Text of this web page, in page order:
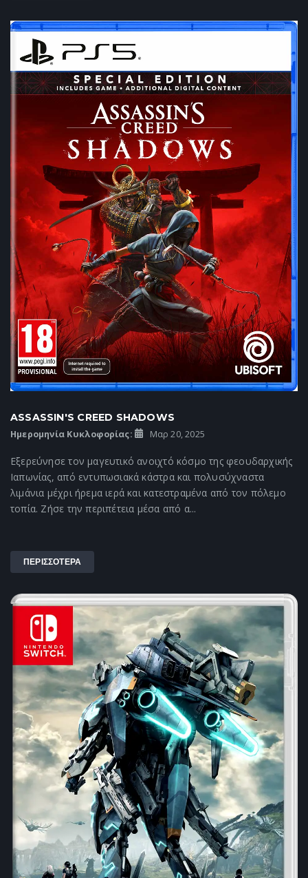
ASSASSIN'S CREED SHADOWS
Ημερομηνία Κυκλοφορίας: Μαρ 20, 2025
Εξερεύνησε τον μαγευτικό ανοιχτό κόσμο της φεουδαρχικής
Ιαπωνίας, από εντυπωσιακά κάστρα και πολυσύχναστα
λιμάνια μέχρι ήρεμα ιερά και κατεστραμένα από τον πόλεμο
τοπία. Ζήσε την περιπέτεια μέσα από α...
ΠΕΡΙΣΣΟΤΕΡΑ